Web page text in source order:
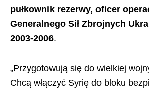
pułkownik rezerwy, oficer
Generalnego Sił Zbrojnych
2003-2006.
„Przygotowują się do wielkiej
Chcą włączyć Syrię do bloku